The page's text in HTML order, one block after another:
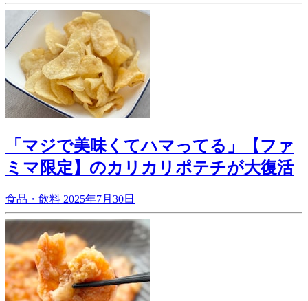
「マジで美味くてハマってる」【ファ
ミマ限定】のカリカリポテチが大復活
食品・飲料 2025年7月30日